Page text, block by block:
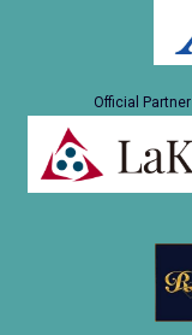
Official Partner